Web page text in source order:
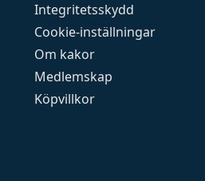
Integritetsskydd
Cookie-inställningar
Om kakor
Medlemskap
Köpvillkor